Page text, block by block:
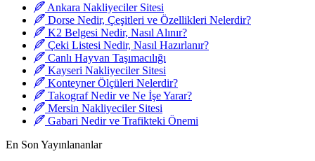
Ankara Nakliyeciler Sitesi
Dorse Nedir, Çeşitleri ve Özellikleri Nelerdir?
K2 Belgesi Nedir, Nasıl Alınır?
Çeki Listesi Nedir, Nasıl Hazırlanır?
Canlı Hayvan Taşımacılığı
Kayseri Nakliyeciler Sitesi
Konteyner Ölçüleri Nelerdir?
Takograf Nedir ve Ne İşe Yarar?
Mersin Nakliyeciler Sitesi
Gabari Nedir ve Trafikteki Önemi
En Son Yayınlananlar